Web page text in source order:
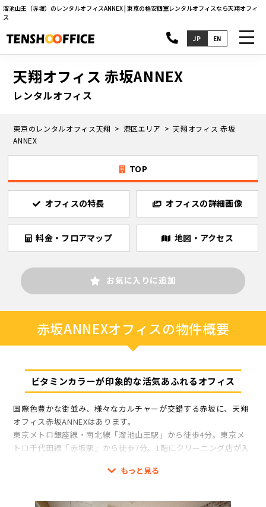
溜池山王（赤坂）のレンタルオフィスANNEX | 東京の格安個室レンタルオフィスなら天翔オフィ
ス
JP EN
天翔オフィス 赤坂ANNEX
レンタルオフィス
東京のレンタルオフィス天翔 港区エリア
天翔オフィス 赤坂
ANNEX
TOP
オフィスの特長 オフィスの詳細画像
料金・フロアマップ 地図・アクセス
お気に入りに追加
赤坂ANNEXオフィスの物件概要
ビタミンカラーが印象的な活気あふれるオフィス
国際色豊かな街並み、様々なカルチャーが交錯する赤坂に、天翔
オフィス赤坂ANNEXはあります。
東京メトロ銀座線・南北線「溜池山王駅」から徒歩4分。東京メ
トロ千代田線「赤坂駅」から徒歩7分。1階にクリーニング店が入
1人用から12人用までご利用人数に合わせた多様なお部屋をご用
らお選びいただけます。
もっと見る